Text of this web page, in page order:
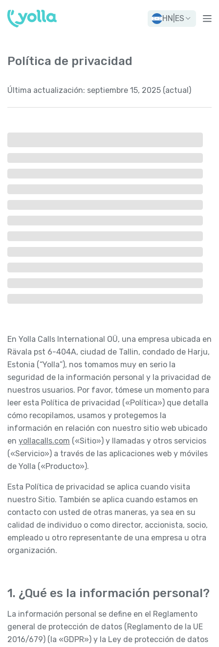
HN ES
Política de privacidad
Última actualización: septiembre 15, 2025 (actual)
En Yolla Calls International OÜ, una empresa ubicada en
Rävala pst 6-404A, ciudad de Tallin, condado de Harju,
Estonia (“Yolla”), nos tomamos muy en serio la
seguridad de la información personal y la privacidad de
nuestros usuarios. Por favor, tómese un momento para
leer esta Política de privacidad («Política») que detalla
cómo recopilamos, usamos y protegemos la
información en relación con nuestro sitio web ubicado
en yollacalls.com («Sitio») y llamadas y otros servicios
(«Servicio») a través de las aplicaciones web y móviles
de Yolla («Producto»).
Esta Política de privacidad se aplica cuando visita
nuestro Sitio. También se aplica cuando estamos en
contacto con usted de otras maneras, ya sea en su
calidad de individuo o como director, accionista, socio,
empleado u otro representante de una empresa u otra
organización.
1. ¿Qué es la información personal?
La información personal se define en el Reglamento
general de protección de datos (Reglamento de la UE
2016/679) (la «GDPR») y la Ley de protección de datos